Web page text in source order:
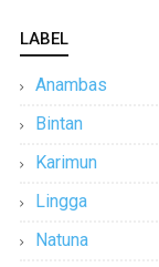
LABEL
Anambas
Bintan
Karimun
Lingga
Natuna